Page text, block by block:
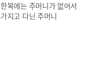
한복에는 주머니가 없어서
가지고 다닌 주머니